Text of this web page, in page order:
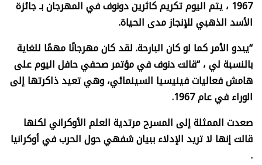
1967 ، يتم اليوم تكريم كاثرين دونوف في المهرجان بـ جائزة
الأسد الذهبي للإنجاز مدى الحياة.
“يبدو الأمر كما لو كان البارحة. لقد كان مهرجانًا مهمًا للغاية
بالنسبة لي ، “قالت دنوف في مؤتمر صحفي حافل اليوم على
هامش فعاليات فينيسيا السينمائي، وهي تعيد ذاكرتها إلى
الوراء في عام 1967.
صعدت الممثلة إلى المسرح مرتدية العلم الأوكراني لكنها
قالت إنها لا تريد الإدلاء ببيان شفهي حول الحرب في أوكرانيا
.